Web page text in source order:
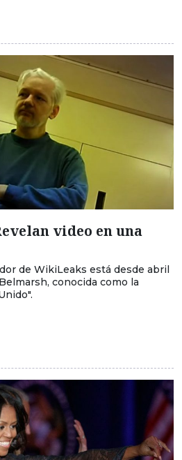
video en una
de WikiLeaks está desde abril
conocida como la